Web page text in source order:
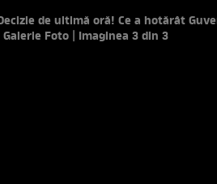
de ultimă oră! Ce a hotărât
Galerie Foto | Imaginea 3 din 3